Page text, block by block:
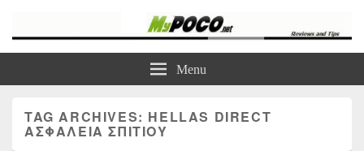
Τα καλύτερα Reviews , Συγκρίσεις , VPN , Webhosting
Menu
TAG ARCHIVES: HELLAS DIRECT
ΑΣΦΆΛΕΙΑ ΣΠΙΤΙΟΎ